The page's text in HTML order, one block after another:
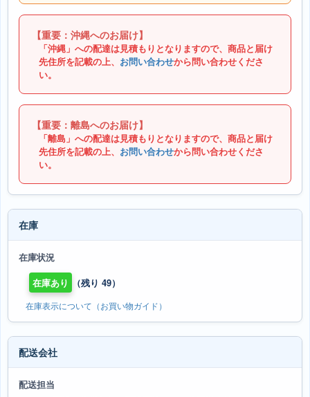
【重要：沖縄へのお届け】
「沖縄」への配達は見積もりとなりますので、商品と届け
先住所を記載の上、 お問い合わせから問い合わせくださ
い。
【重要：離島へのお届け】
「離島」への配達は見積もりとなりますので、商品と届け
先住所を記載の上、 お問い合わせから問い合わせくださ
い。
在庫
在庫状況
在庫あり
（残り 49）
在庫表示について（お買い物ガイド）
配送会社
配送担当